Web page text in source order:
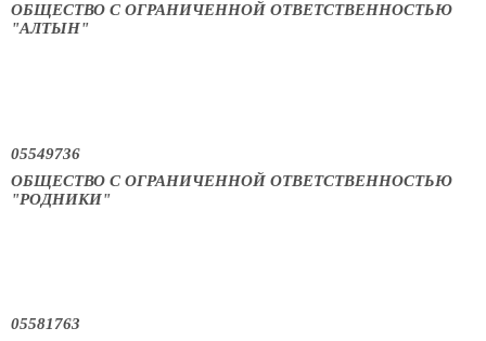
ОБЩЕСТВО С ОГРАНИЧЕННОЙ ОТВЕТСТВЕННОСТЬЮ
"АЛТЫН"
05549736
ОБЩЕСТВО С ОГРАНИЧЕННОЙ ОТВЕТСТВЕННОСТЬЮ
"РОДНИКИ"
05581763